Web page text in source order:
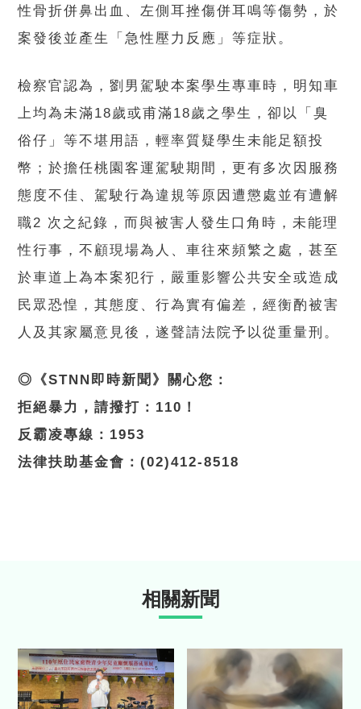
性骨折併鼻出血、左側耳挫傷併耳鳴等傷勢，於
案發後並產生「急性壓力反應」等症狀。
檢察官認為，劉男駕駛本案學生專車時，明知車
上均為未滿18歲或甫滿18歲之學生，卻以「臭
俗仔」等不堪用語，輕率質疑學生未能足額投
幣；於擔任桃園客運駕駛期間，更有多次因服務
態度不佳、駕駛行為違規等原因遭懲處並有遭解
職2 次之紀錄，而與被害人發生口角時，未能理
性行事，不顧現場為人、車往來頻繁之處，甚至
於車道上為本案犯行，嚴重影響公共安全或造成
民眾恐惶，其態度、行為實有偏差，經衡酌被害
人及其家屬意見後，遂聲請法院予以從重量刑。
◎《STNN即時新聞》關心您：
拒絕暴力，請撥打：110！
反霸凌專線：1953
法律扶助基金會：(02)412-8518
相關新聞